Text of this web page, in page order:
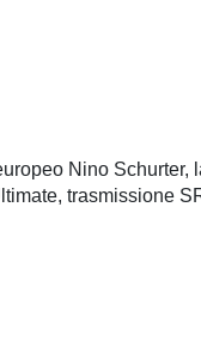
Nino
trasmissione